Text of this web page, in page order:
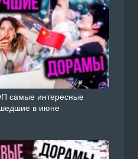
самые интересные
в июне